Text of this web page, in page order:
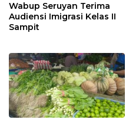
Wabup Seruyan Terima
Audiensi Imigrasi Kelas II
Sampit